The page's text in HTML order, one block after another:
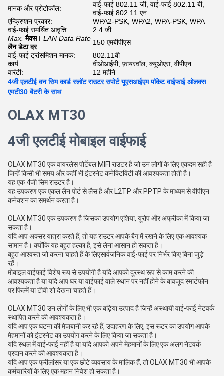
मानक और प्रोटोकॉल:
वाई-फाई 802.11 जी, वाई-फाई 802.11 बी,
वाई-फाई 802.11 एन
एन्क्रिप्शन प्रकार:
WPA2-PSK, WPA2, WPA-PSK, WPA
वाई-फाई समर्थित आवृत्ति:
2.4 जी
Max. मैक्स। LAN Data Rate
लैन डेटा दर:
150 एमबीपीएस
वाई-फाई ट्रांसमिशन मानक:
802.11बी
कार्य:
वीओआईपी, फ़ायरवॉल, क्यूओएस, वीपीएन
वारंटी:
12 महीने
4जी एलटीई वन सिम कार्ड स्लॉट राउटर सपोर्ट यूएसआईएम पॉकेट वाईफाई ओलक्स
एमटी30 बैटरी के साथ
OLAX MT30
4जी एलटीई मोबाइल वाईफाई
OLAX MT30 एक वायरलेस पोर्टेबल MIFI राउटर है जो उन लोगों के लिए एकदम सही है
जिन्हें किसी भी समय और कहीं भी इंटरनेट कनेक्टिविटी की आवश्यकता होती है।
यह एक 4जी सिम राउटर है।
यह उपकरण एक एकल लैन पोर्ट से लैस है और L2TP और PPTP के माध्यम से वीपीएन
कनेक्शन का समर्थन करता है।
OLAX MT30 एक उपकरण है जिसका उपयोग एशिया, यूरोप और अफ्रीका में किया जा
सकता है।
यदि आप अक्सर यात्रा करते हैं, तो यह राउटर आपके बैग में रखने के लिए एक आवश्यक
सामान है। क्योंकि यह बहुत हल्का है, इसे लेना आसान हो सकता है।
बहुत आश्वस्त जो करना चाहते हैं के लिएसार्वजनिक वाई-फाई पर निर्भर किए बिना जुड़े
रहें।
मोबाइल वाईफाई विशेष रूप से उपयोगी है यदि आपको दूरस्थ रूप से काम करने की
आवश्यकता है या यदि आप घर या वाईफाई वाले स्थान पर नहीं होने के बावजूद स्मार्टफोन
पर फिल्में या टीवी शो देखना चाहते हैं।
OLAX MT30 उन लोगों के लिए भी एक बढ़िया उत्पाद है जिन्हें अस्थायी वाई-फाई नेटवर्क
स्थापित करने की आवश्यकता है।
यदि आप एक घटना की मेजबानी कर रहे हैं, उदाहरण के लिए, इस रूटर का उपयोग आपके
मेहमानों को इंटरनेट का उपयोग करने के लिए किया जा सकता है।
यदि स्थल में वाई-फाई नहीं है या यदि आपको अपने मेहमानों के लिए एक अलग नेटवर्क
प्रदान करने की आवश्यकता है।
यदि आप एक फ्रीलांसर या एक छोटे व्यवसाय के मालिक हैं, तो OLAX MT30 भी आपके
कर्मचारियों के लिए एक महान निवेश हो सकता है।